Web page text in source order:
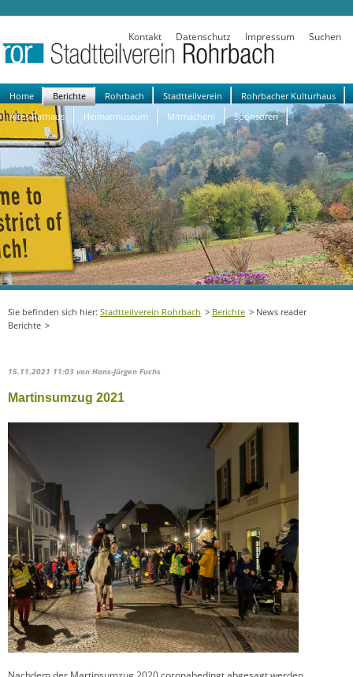
Kontakt Datenschutz Impressum Suchen
Navigation
überspringen
Home Berichte Rohrbach Stadtteilverein
Rohrbacher Kulturhaus
Altes Rathaus
Heimatmuseum Mitmachen! Sponsoren
Stadtteilverein Rohrbach Berichte
News reader
Berichte
15.11.2021 11:03 von Hans-Jürgen Fuchs
Martinsumzug 2021